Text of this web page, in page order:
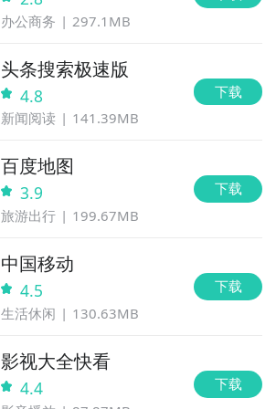
办公商务 297.1MB
头条搜索极速版
4.8
新闻阅读 141.39MB
下载
百度地图
3.9
旅游出行 199.67MB
下载
中国移动
4.5
生活休闲 130.63MB
下载
影视大全快看
4.4 下载